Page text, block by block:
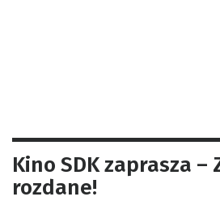
Kino SDK zaprasza –
rozdane!